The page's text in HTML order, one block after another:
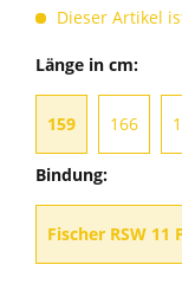
Dieser Artikel
Länge in cm:
159 166
Bindung:
Fischer RSW 11